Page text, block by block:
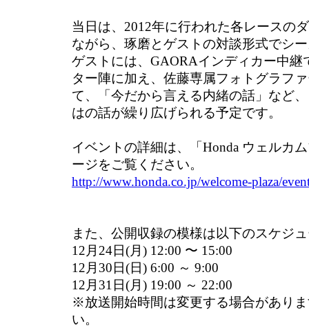
当日は、2012年に行われた各レースの
ながら、琢磨とゲストの対談形式でシ
ゲストには、GAORAインディカー中継
ター陣に加え、佐藤専属フォトグラフ
て、「今だから言える内緒の話」など
はの話が繰り広げられる予定です。
イベントの詳細は、「Honda ウェルカ
ージをご覧ください。
http://www.honda.co.jp/welcome-plaza/
また、公開収録の模様は以下のスケジ
12月24日(月) 12:00 〜 15:00
12月30日(日) 6:00 ～ 9:00
12月31日(月) 19:00 ～ 22:00
※放送開始時間は変更する場合があり
い。